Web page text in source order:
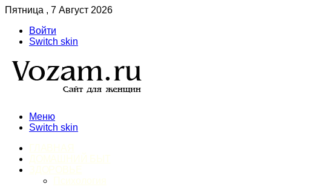
Пятница , 7 Август 2026
Войти
Switch skin
Меню
Switch skin